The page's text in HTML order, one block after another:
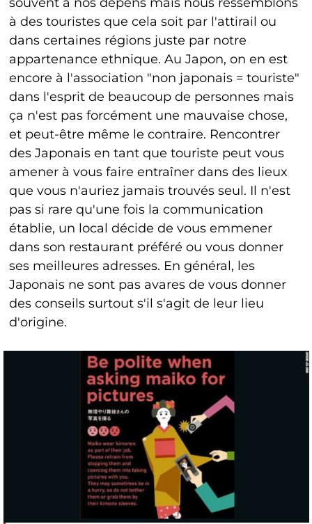
à des touristes que cela soit par l'attirail ou
dans certaines régions juste par notre
appartenance ethnique. Au Japon, on en est
encore à l'association "non japonais = touriste"
dans l'esprit de beaucoup de personnes mais
ça n'est pas forcément une mauvaise chose,
et peut-être même le contraire. Rencontrer
des Japonais en tant que touriste peut vous
amener à vous faire entraîner dans des lieux
que vous n'auriez jamais trouvés seul. Il n'est
pas si rare qu'une fois la communication
établie, un local décide de vous emmener
dans son restaurant préféré ou vous donner
ses meilleures adresses. En général, les
Japonais ne sont pas avares de vous donner
des conseils surtout s'il s'agit de leur lieu
d'origine.